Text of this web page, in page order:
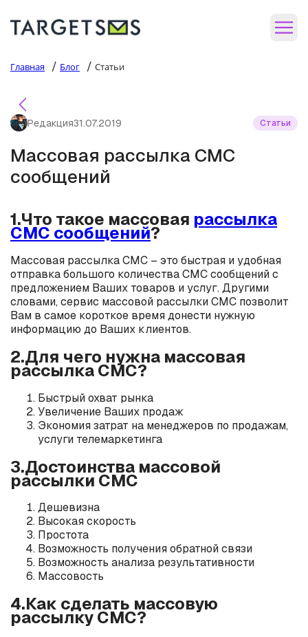
Главная / Блог / Статьи
Редакция31.07.2019 Статьи
Массовая рассылка СМС
сообщений
1.Что такое массовая рассылка
СМС сообщений?
Массовая рассылка СМС – это быстрая и удобная
отправка большого количества СМС сообщений с
предложением Ваших товаров и услуг. Другими
словами, сервис массовой рассылки СМС позволит
Вам в самое короткое время донести нужную
информацию до Ваших клиентов.
2.Для чего нужна массовая
рассылка СМС?
Быстрый охват рынка
Увеличение Ваших продаж
Экономия затрат на менеджеров по продажам,
услуги телемаркетинга
3.Достоинства массовой
рассылки СМС
Дешевизна
Высокая скорость
Простота
Возможность получения обратной связи
Возможность анализа результативности
Массовость
4.Как сделать массовую
рассылку СМС?